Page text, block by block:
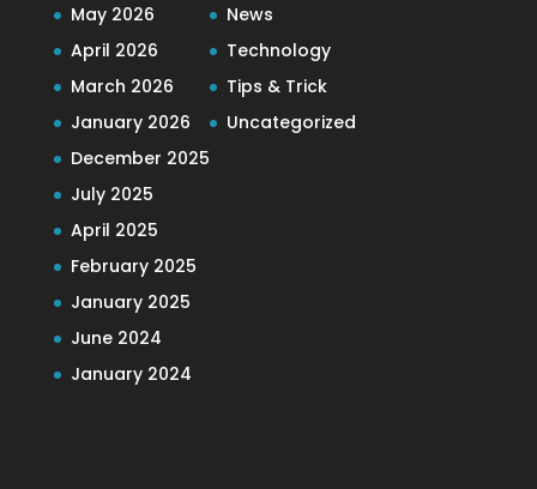
May 2026
April 2026
March 2026
January 2026
December 2025
July 2025
April 2025
February 2025
January 2025
June 2024
January 2024
News
Technology
Tips & Trick
Uncategorized